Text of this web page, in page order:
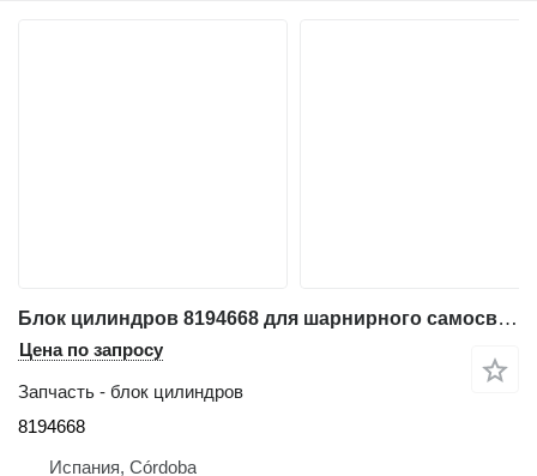
Блок цилиндров 8194668 для шарнирного самосвала Volvo A30C, L150C
Цена по запросу
Запчасть - блок цилиндров
8194668
Испания, Córdoba